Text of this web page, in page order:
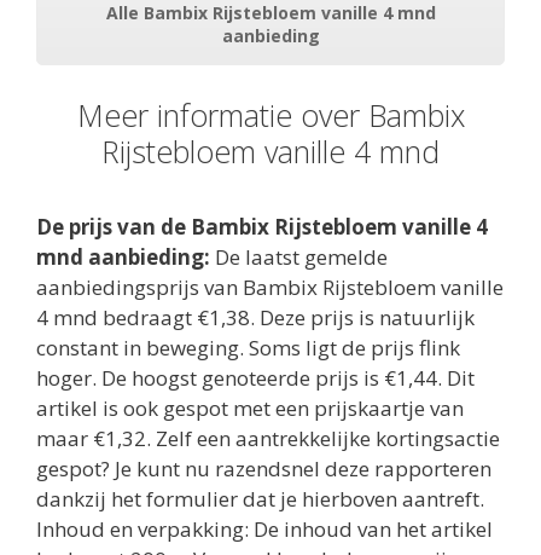
Alle Bambix Rijstebloem vanille 4 mnd
aanbieding
Meer informatie over Bambix
Rijstebloem vanille 4 mnd
De prijs van de Bambix Rijstebloem vanille 4
mnd aanbieding: De laatst gemelde
aanbiedingsprijs van Bambix Rijstebloem vanille
4 mnd bedraagt €1,38. Deze prijs is natuurlijk
constant in beweging. Soms ligt de prijs flink
hoger. De hoogst genoteerde prijs is €1,44. Dit
artikel is ook gespot met een prijskaartje van
maar €1,32. Zelf een aantrekkelijke kortingsactie
gespot? Je kunt nu razendsnel deze rapporteren
dankzij het formulier dat je hierboven aantreft.
Inhoud en verpakking: De inhoud van het artikel